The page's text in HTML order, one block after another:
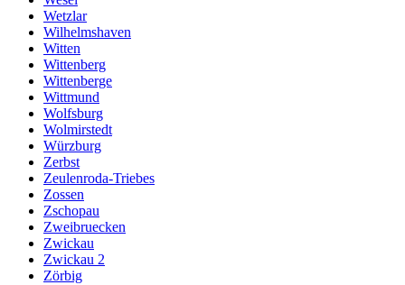
Wetzlar
Wilhelmshaven
Witten
Wittenberg
Wittenberge
Wittmund
Wolfsburg
Wolmirstedt
Würzburg
Zerbst
Zeulenroda-Triebes
Zossen
Zschopau
Zweibruecken
Zwickau
Zwickau 2
Zörbig